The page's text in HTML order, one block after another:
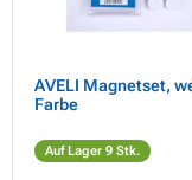
AVELI Magnetset,
Farbe
Auf Lager 9 Stk.